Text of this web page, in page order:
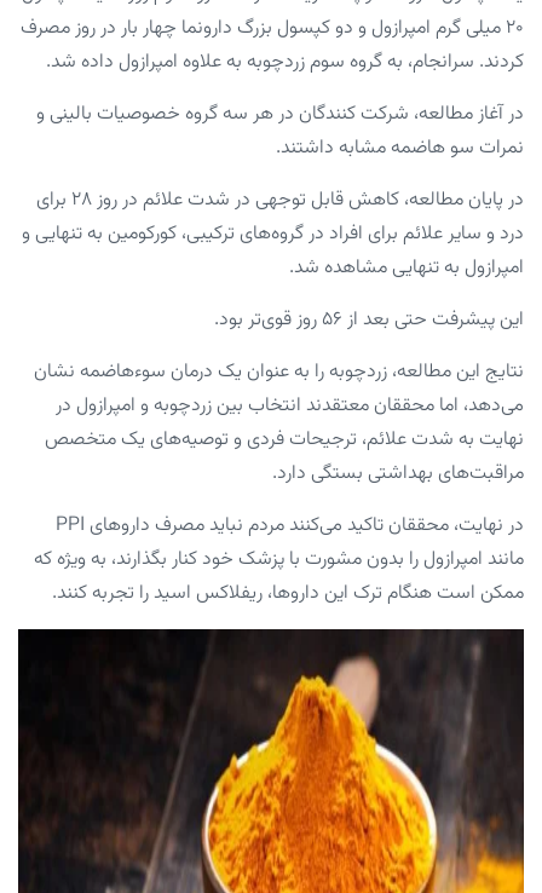
۲۰ میلی گرم امپرازول و دو کپسول بزرگ دارونما چهار بار در روز مصرف
کردند. سرانجام، به گروه سوم زردچوبه به علاوه امپرازول داده شد.
در آغاز مطالعه، شرکت کنندگان در هر سه گروه خصوصیات بالینی و
نمرات سو هاضمه مشابه داشتند.
در پایان مطالعه، کاهش قابل توجهی در شدت علائم در روز ۲۸ برای
درد و سایر علائم برای افراد در گروه‌های ترکیبی، کورکومین به تنهایی و
امپرازول به تنهایی مشاهده شد.
این پیشرفت حتی بعد از ۵۶ روز قوی‌تر بود.
نتایج این مطالعه، زردچوبه را به عنوان یک درمان سوءهاضمه نشان
می‌دهد، اما محققان معتقدند انتخاب بین زردچوبه و امپرازول در
نهایت به شدت علائم، ترجیحات فردی و توصیه‌های یک متخصص
مراقبت‌های بهداشتی بستگی دارد.
در نهایت، محققان تاکید می‌کنند مردم نباید مصرف داروهای PPI
مانند امپرازول را بدون مشورت با پزشک خود کنار بگذارند، به ویژه که
ممکن است هنگام ترک این داروها، ریفلاکس اسید را تجربه کنند.